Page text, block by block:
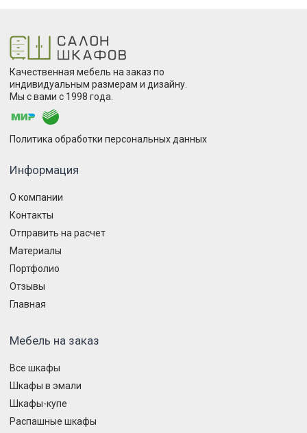
Качественная мебель на заказ по
индивидуальным размерам и дизайну.
Мы с вами с 1998 года.
Политика обработки персональных данных
Информация
О компании
Контакты
Отправить на расчет
Материалы
Портфолио
Отзывы
Главная
Мебель на заказ
Все шкафы
Шкафы в эмали
Шкафы-купе
Распашные шкафы